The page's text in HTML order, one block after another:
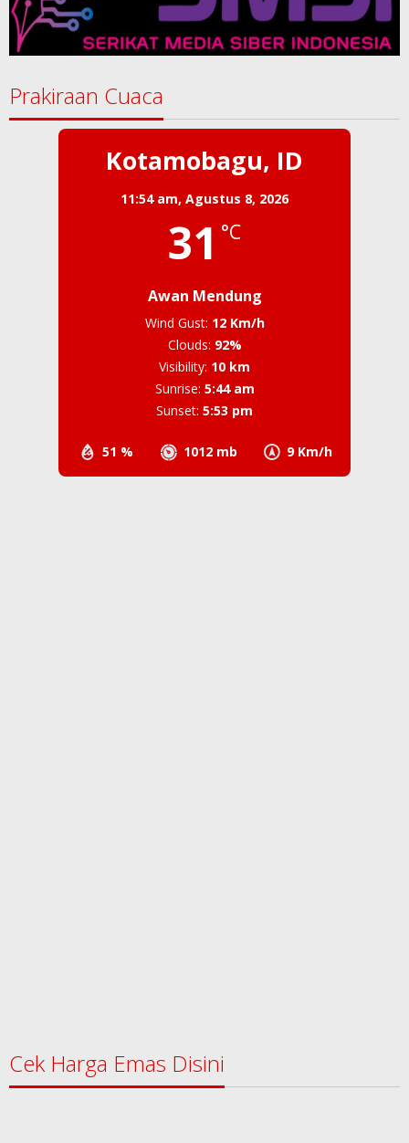
Prakiraan Cuaca
Kotamobagu, ID
11:54 am, Agustus 8, 2026
31 °C
Awan Mendung
51 % 1012 mb 9 Km/h
Wind Gust: 12 Km/h
Clouds: 92%
Visibility: 10 km
Sunrise: 5:44 am
Sunset: 5:53 pm
Cek Harga Emas Disini